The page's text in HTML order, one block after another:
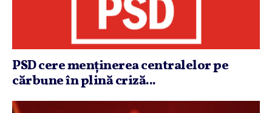
PSD cere menţinerea centralelor pe
cărbune în plină criză...